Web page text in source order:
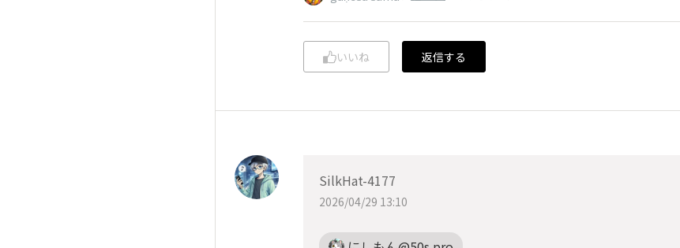
いいね 返信する
SilkHat-4177
2026/04/29 13:10